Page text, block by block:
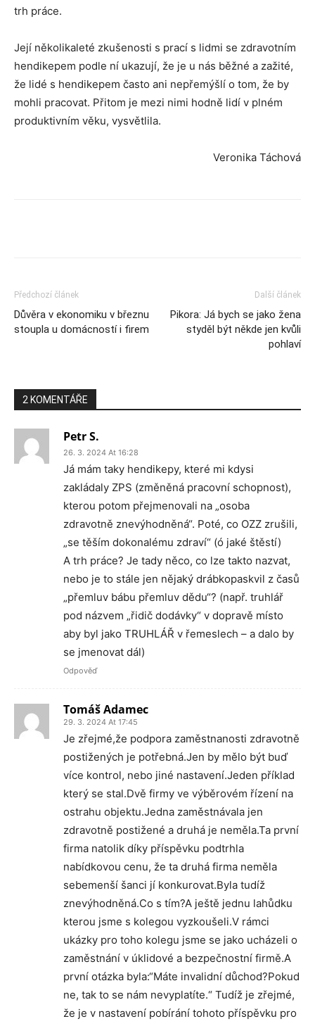
trh práce.
Její několikaleté zkušenosti s prací s lidmi se zdravotním
hendikepem podle ní ukazují, že je u nás běžné a zažité,
že lidé s hendikepem často ani nepřemýšlí o tom, že by
mohli pracovat. Přitom je mezi nimi hodně lidí v plném
produktivním věku, vysvětlila.
Veronika Táchová
Předchozí článek
Důvěra v ekonomiku v březnu
stoupla u domácností i firem
Další článek
Pikora: Já bych se jako žena
styděl být někde jen kvůli
pohlaví
2 KOMENTÁŘE
Petr S.
26. 3. 2024 At 16:28
Já mám taky hendikepy, které mi kdysi
zakládaly ZPS (změněná pracovní schopnost),
kterou potom přejmenovali na „osoba
zdravotně znevýhodněná“. Poté, co OZZ zrušili,
„se těším dokonalému zdraví“ (ó jaké štěstí)
A trh práce? Je tady něco, co lze takto nazvat,
nebo je to stále jen nějaký drábkopaskvil z časů
„přemluv bábu přemluv dědu“? (např. truhlář
pod názvem „řidič dodávky“ v dopravě místo
aby byl jako TRUHLÁŘ v řemeslech – a dalo by
se jmenovat dál)
Odpověď
Tomáš Adamec
29. 3. 2024 At 17:45
Je zřejmé,že podpora zaměstnanosti zdravotně
postižených je potřebná.Jen by mělo být buď
více kontrol, nebo jiné nastavení.Jeden příklad
který se stal.Dvě firmy ve výběrovém řízení na
ostrahu objektu.Jedna zaměstnávala jen
zdravotně postižené a druhá je neměla.Ta první
firma natolik díky příspěvku podtrhla
nabídkovou cenu, že ta druhá firma neměla
sebemenší šanci jí konkurovat.Byla tudíž
znevýhodněná.Co s tím?A ještě jednu lahůdku
kterou jsme s kolegou vyzkoušeli.V rámci
ukázky pro toho kolegu jsme se jako ucházeli o
zaměstnání v úklidové a bezpečnostní firmě.A
první otázka byla:“Máte invalidní důchod?Pokud
ne, tak to se nám nevyplatíte.“ Tudíž je zřejmé,
že je v nastavení pobírání tohoto příspěvku pro